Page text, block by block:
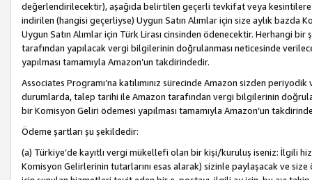
değerlendirilecektir), aşağıda belirtilen geçerli tevkifat veya
indirilen (hangisi geçerliyse) Uygun Satın Alımlar için size aylık
Uygun Satın Alımlar için Türk Lirası cinsinden ödenecektir. Herhangi
tarafından yapılacak vergi bilgilerinin doğrulanması neticesinde
yapılması tamamıyla Amazon’un takdirindedir.
Associates Programı’na katılımınız sürecinde Amazon sizden
durumlarda, talep tarihi ile Amazon tarafından vergi bilgilerinin
bir Komisyon Geliri ödemesi yapılması tamamıyla Amazon’un
Ödeme şartları şu şekildedir:
(a) Türkiye’de kayıtlı vergi mükellefi olan bir kişi/kuruluş iseniz: İlgili
Komisyon Gelirlerinin tutarlarını esas alarak) sizinle paylaşacak ve